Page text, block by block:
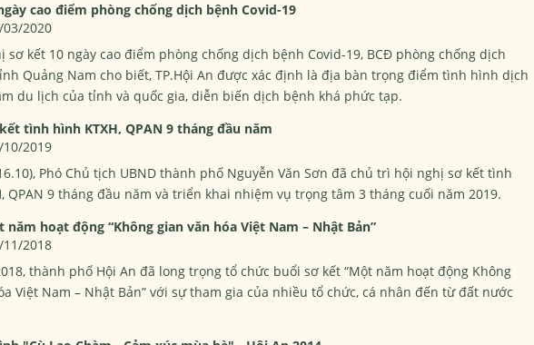
cao điểm phòng chống dịch bệnh Covid-19
2020
sơ kết 10 ngày cao điểm phòng chống dịch bệnh Covid-19, BCĐ phòng chống dịch
Quảng Nam cho biết, TP.Hội An được xác định là địa bàn trọng điểm tình hình dịch
du lịch của tỉnh và quốc gia, diễn biến dịch bệnh khá phức tạp.
tình hình KTXH, QPAN 9 tháng đầu năm
10/2019
Phó Chủ tịch UBND thành phố Nguyễn Văn Sơn đã chủ trì hội nghị sơ kết tình
QPAN 9 tháng đầu năm và triển khai nhiệm vụ trọng tâm 3 tháng cuối năm 2019.
hoạt động “Không gian văn hóa Việt Nam – Nhật Bản”
2018
thành phố Hội An đã long trọng tổ chức buổi sơ kết “Một năm hoạt động Không
Việt Nam – Nhật Bản” với sự tham gia của nhiều tổ chức, cá nhân đến từ đất nước